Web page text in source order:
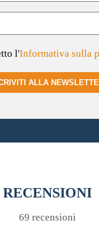
l'Informativa sulla
ALLA
RECENSIONI
69 recensioni